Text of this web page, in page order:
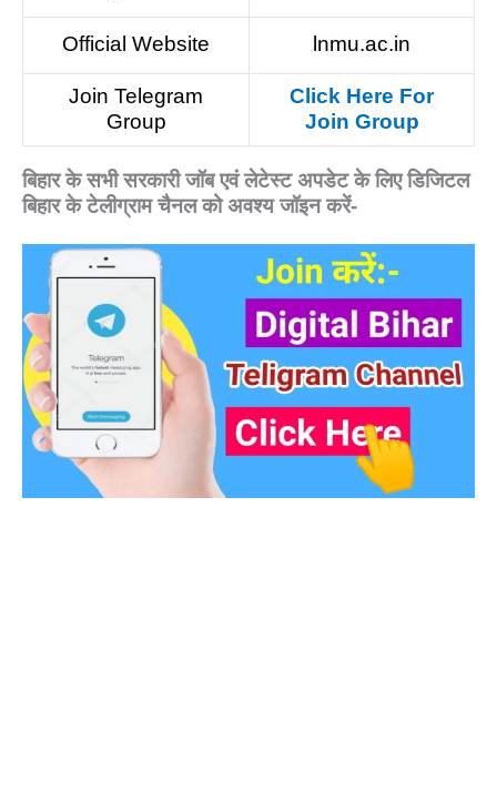
Official Website lnmu.ac.in
Join Telegram
Group
Click Here For
Join Group
बिहार के सभी सरकारी जॉब एवं लेटेस्ट अपडेट के लिए डिजिटल
बिहार के टेलीग्राम चैनल को अवश्य जॉइन करें-